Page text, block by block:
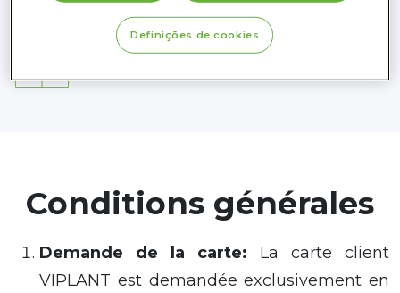
Offre spéciale pour votre anniversaire
Conditions générales
Demande de la carte: La carte client
VIPLANT est demandée exclusivement en
Definições de cookies